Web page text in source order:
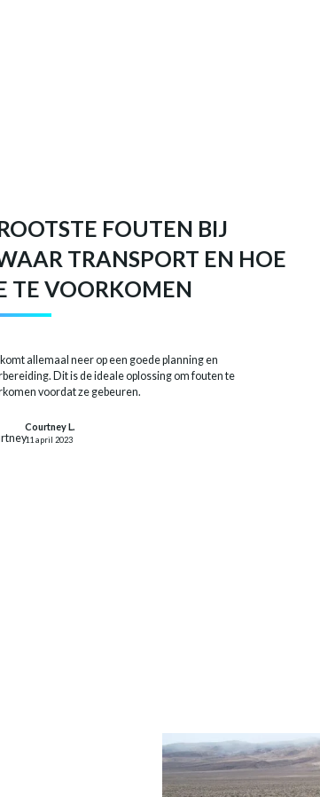
FOUTEN BIJ
TRANSPORT EN HOE
TE VOORKOMEN
allemaal neer op een goede planning en
Dit is de ideale oplossing om fouten te
voordat ze gebeuren.
Courtney L.
11 april 2023